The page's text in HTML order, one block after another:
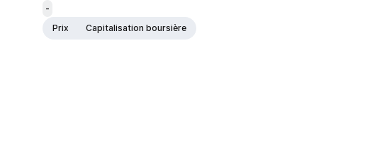
-
Prix
Capitalisation boursière